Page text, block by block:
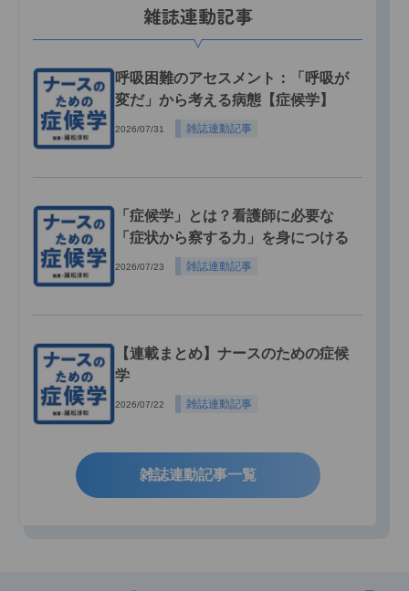
雑誌連動記事
呼吸困難のアセスメント：「呼吸が
変だ」から考える病態【症候学】
2026/07/31 雑誌連動記事
「症候学」とは？看護師に必要な
「症状から察する力」を身につける
2026/07/23 雑誌連動記事
【連載まとめ】ナースのための症候
学
2026/07/22 雑誌連動記事
雑誌連動記事一覧